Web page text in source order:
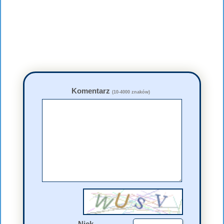
Komentarz (10-4000 znaków)